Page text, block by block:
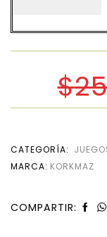
$
CATEGORÍA:
MARCA: KORKMAZ
COMPARTIR: